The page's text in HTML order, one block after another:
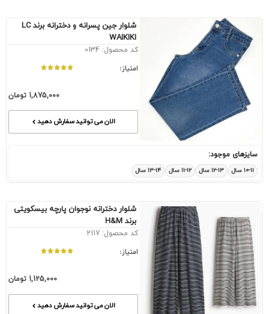
شلوار جین پسرانه و دخترانه برند LC
WAIKIKI
کد محصول: 0134
امتیاز:
1,875,000 تومان
الان می توانید سفارش دهید
سایزهای موجود:
۱۰-۱۱ سال ۱۲-۱۳ سال ۱۱-۱۲ سال ۱۳-۱۴ سال
شلوار دخترانه نوجوان پارچه بیسکویتی
برند H&M
کد محصول: 2117
امتیاز:
1,125,000 تومان
الان می توانید سفارش دهید